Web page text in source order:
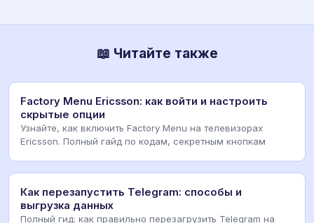
📖 Читайте также
Factory Menu Ericsson: как войти и настроить
скрытые опции
Узнайте, как включить Factory Menu на телевизорах
Ericsson. Полный гайд по кодам, секретным кнопкам
Как перезапустить Telegram: способы и
выгрузка данных
Полный гид: как правильно перезагрузить Telegram на